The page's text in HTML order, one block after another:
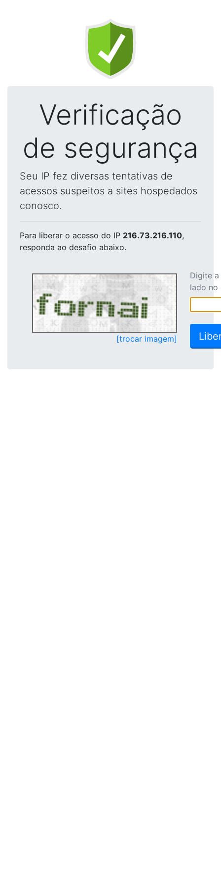
Verificação
de segurança
Seu IP fez diversas tentativas de
acessos suspeitos a sites hospedados
conosco.
Para liberar o acesso do IP 216.73.216.110,
responda ao desafio abaixo.
[trocar imagem]
Digite
lado no